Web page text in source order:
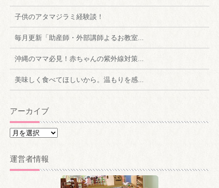
子供のアタマジラミ経験談！
毎月更新「助産師・外部講師よるお教室...
沖縄のママ必見！赤ちゃんの紫外線対策...
美味しく食べてほしいから。温もりを感...
アーカイブ
ア
カ
イ
運営者情報